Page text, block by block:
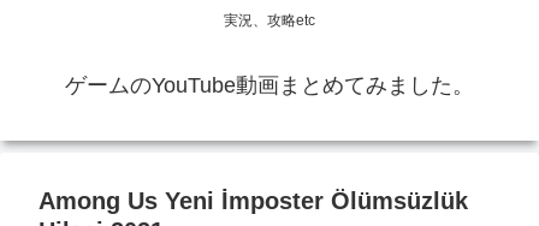
実況、攻略etc
ゲームのYouTube動画まとめてみました。
Among Us Yeni İmposter Ölümsüzlük